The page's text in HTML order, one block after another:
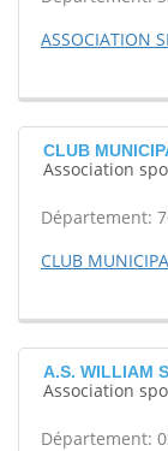
ASSOCIATION
CLUB
Association
Département:
CLUB
A.S. WILLIAM
Association
Département: